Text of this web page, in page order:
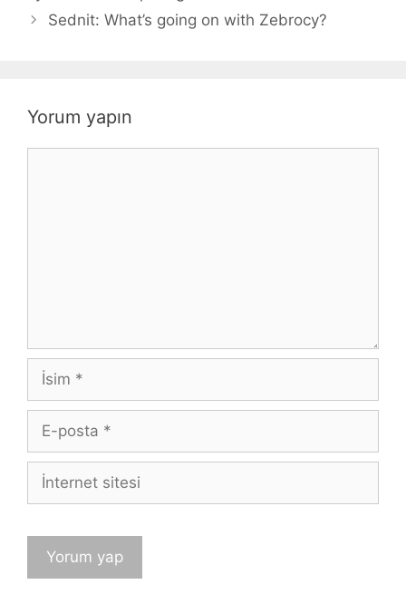
Sednit: What’s going on with Zebrocy?
Yorum yapın
İsim
posta
İnternet
sitesi